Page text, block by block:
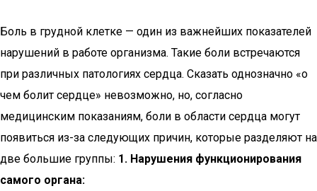
Боль в грудной клетке — один из важнейших показателей
нарушений в работе организма. Такие боли встречаются
при различных патологиях сердца. Сказать однозначно «о
чем болит сердце» невозможно, но, согласно
медицинским показаниям, боли в области сердца могут
появиться из-за следующих причин, которые разделяют на
две большие группы: 1. Нарушения функционирования
самого органа: